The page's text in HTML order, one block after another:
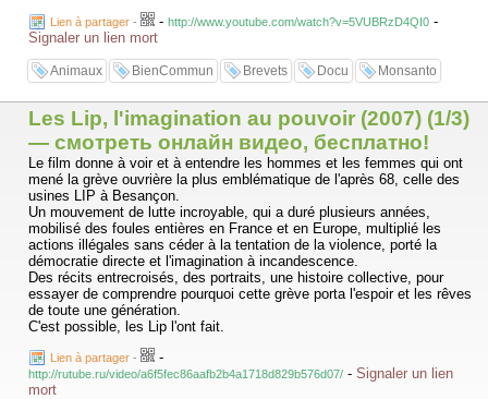
Lien à partager - - http://www.youtube.com/watch?v=5VUBRzD4QI0 -
Signaler un lien mort
Animaux BienCommun Brevets Docu Monsanto
Les Lip, l'imagination au pouvoir (2007) (1/3)
— смотреть онлайн видео, бесплатно!
Le film donne à voir et à entendre les hommes et les femmes qui ont
mené la grève ouvrière la plus emblématique de l'après 68, celle des
usines LIP à Besançon.
Un mouvement de lutte incroyable, qui a duré plusieurs années,
mobilisé des foules entières en France et en Europe, multiplié les
actions illégales sans céder à la tentation de la violence, porté la
démocratie directe et l'imagination à incandescence.
Des récits entrecroisés, des portraits, une histoire collective, pour
essayer de comprendre pourquoi cette grève porta l'espoir et les rêves
de toute une génération.
C'est possible, les Lip l'ont fait.
Lien à partager - -
http://rutube.ru/video/a6f5fec86aafb2b4a1718d829b576d07/ - Signaler un lien
mort